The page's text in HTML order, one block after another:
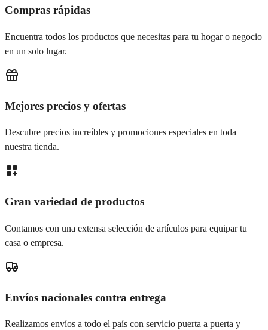
Compras rápidas
Encuentra todos los productos que necesitas para tu hogar o negocio
en un solo lugar.
Mejores precios y ofertas
Descubre precios increíbles y promociones especiales en toda
nuestra tienda.
Gran variedad de productos
Contamos con una extensa selección de artículos para equipar tu
casa o empresa.
Envíos nacionales contra entrega
Realizamos envíos a todo el país con servicio puerta a puerta y